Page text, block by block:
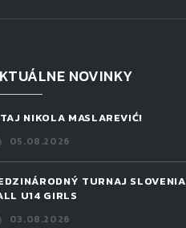
NOVINKY
NIKOLA MASLAREVIĆ!
05.08.2026
TURNAJ SLOVENIA
U14 GIRLS
03.08.2026